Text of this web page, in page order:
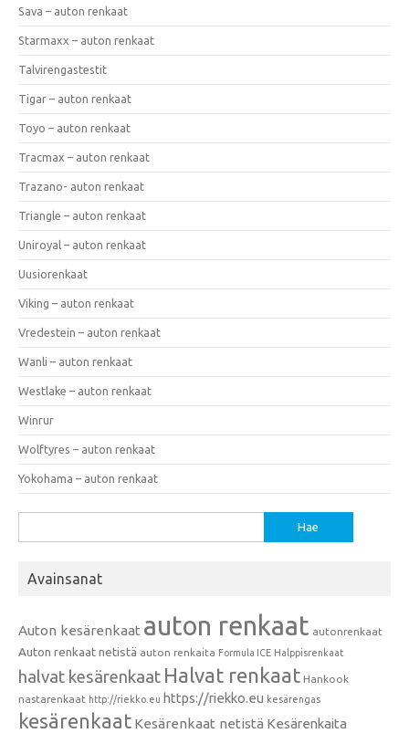
Sava – auton renkaat
Starmaxx – auton renkaat
Talvirengastestit
Tigar – auton renkaat
Toyo – auton renkaat
Tracmax – auton renkaat
Trazano- auton renkaat
Triangle – auton renkaat
Uniroyal – auton renkaat
Uusiorenkaat
Viking – auton renkaat
Vredestein – auton renkaat
Wanli – auton renkaat
Westlake – auton renkaat
Winrur
Wolftyres – auton renkaat
Yokohama – auton renkaat
Avainsanat
Auton kesärenkaat auton renkaat autonrenkaat
Auton renkaat netistä auton renkaita Formula ICE Halppisrenkaat
halvat kesärenkaat Halvat renkaat Hankook
nastarenkaat http://riekko.eu https://riekko.eu kesärengas
kesärenkaat Kesärenkaat netistä Kesärenkaita